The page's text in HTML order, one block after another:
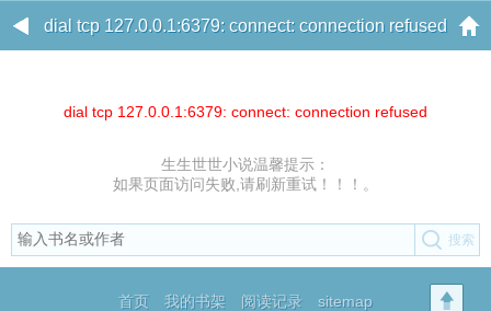
dial tcp 127.0.0.1:6379: connect: connection refused
dial tcp 127.0.0.1:6379: connect: connection refused
生生世世小说温馨提示：
如果页面访问失败,请刷新重试！！！。
首页 我的书架 阅读记录 sitemap